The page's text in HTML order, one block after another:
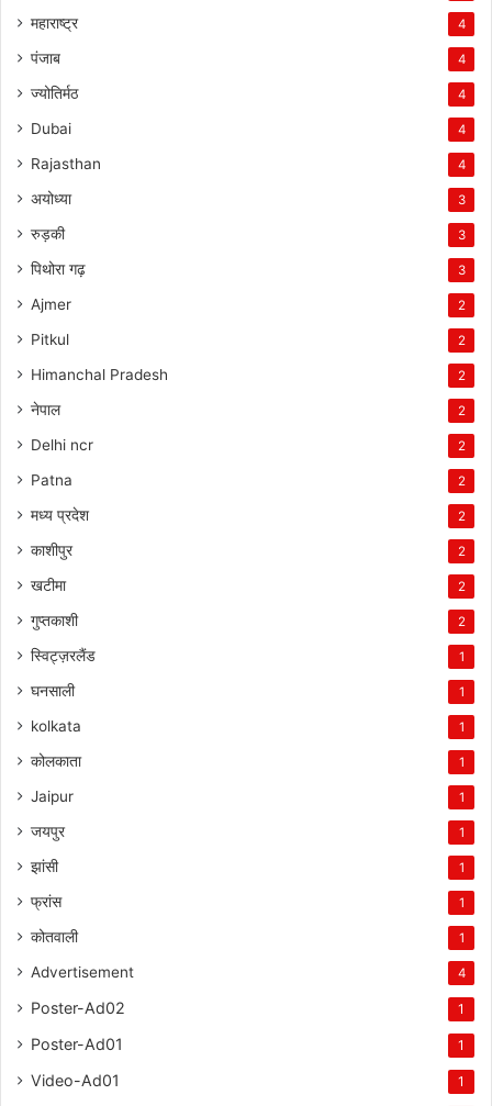
महाराष्ट्र 4
पंजाब 4
ज्योतिर्मठ 4
Dubai 4
Rajasthan 4
अयोध्या 3
रुड़की 3
पिथोरा गढ़ 3
Ajmer 2
Pitkul 2
Himanchal Pradesh 2
नेपाल 2
Delhi ncr 2
Patna 2
मध्य प्रदेश 2
काशीपुर 2
खटीमा 2
गुप्तकाशी 2
स्विट्ज़रलैंड 1
घनसाली 1
kolkata 1
कोलकाता 1
Jaipur 1
जयपुर 1
झांसी 1
फ्रांस 1
कोतवाली 1
Advertisement 4
Poster-Ad02 1
Poster-Ad01 1
Video-Ad01 1